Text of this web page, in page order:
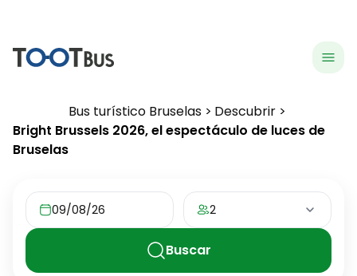
menu
Bus turístico Bruselas
Descubrir
Bright Brussels 2026, el espectáculo de luces de
Bruselas
09/08/26 2
Buscar